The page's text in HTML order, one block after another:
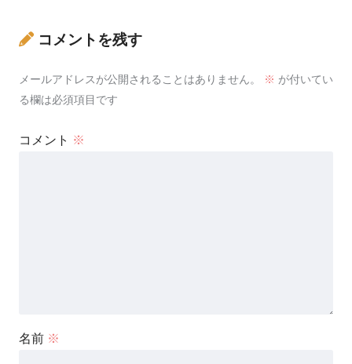
コメントを残す
メールアドレスが公開されることはありません。 ※ が付いてい
る欄は必須項目です
コメント ※
名前 ※